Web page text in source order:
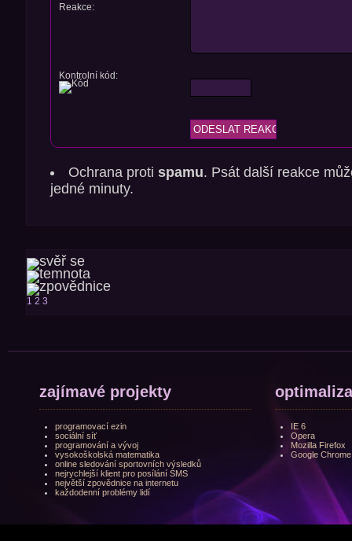
Reakce:
Kontrolní kód:
Ochrana protispamu. Psát další reakce
jedné minuty.
1 2 3
zajímavé projekty
programovací ezin
sociální síť
programování a vývoj
vysokoškolská matematika
online sledování sportovních výsledků
nejrychlejší klient pro posílání SMS
největší zpovědnice na internetu
každodenní problémy lidí
IE 6
Opera
Mozilla Firefox
Google Chrome